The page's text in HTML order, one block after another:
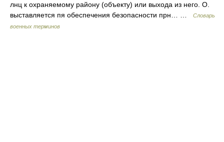
лнц к охраняемому району (объекту) или выхода из него. О.
выставляется пя обеспечения безопасности прн… …
Словарь
военных терминов